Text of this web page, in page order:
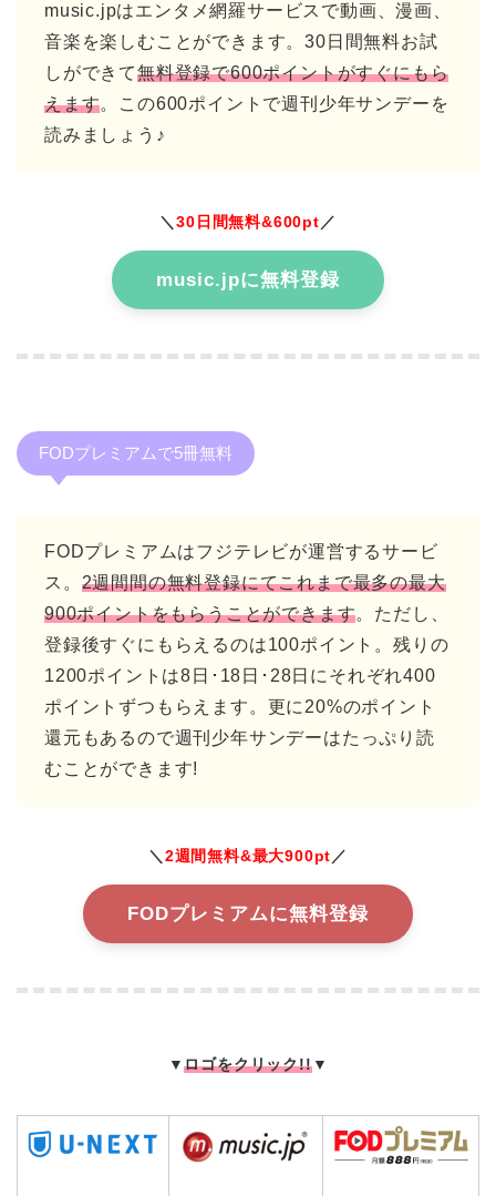
music.jpはエンタメ網羅サービスで動画、漫画、
音楽を楽しむことができます。30日間無料お試
しができて無料登録で600ポイントがすぐにもら
えます。この600ポイントで週刊少年サンデーを
読みましょう♪
＼30日間無料&600pt ／
music.jpに無料登録
FODプレミアムで5冊無料
FODプレミアムはフジテレビが運営するサービ
ス。 2週間間の無料登録にてこれまで最多の最大
900ポイントをもらうことができます。ただし、
登録後すぐにもらえるのは100ポイント。残りの
1200ポイントは8日･18日･28日にそれぞれ400
ポイントずつもらえます。更に20%のポイント
還元もあるので週刊少年サンデーはたっぷり読
むことができます!
＼ 2週間無料&最大900pt ／
FODプレミアムに無料登録
▼ロゴをクリック!!▼